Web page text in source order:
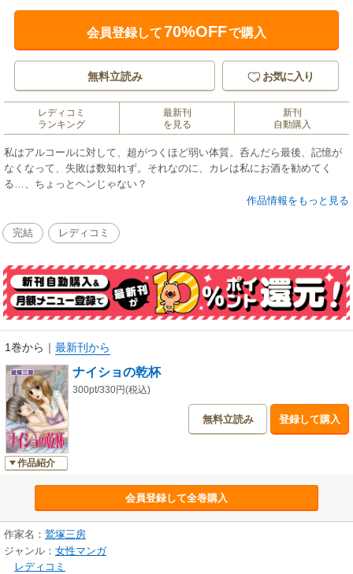
会員登録して70%OFFで購入
無料立読み お気に入り
レディコミ
ランキング
最新刊
を見る
新刊
自動購入
私はアルコールに対して、超がつくほど弱い体質。呑んだら最後、記憶が
なくなって、失敗は数知れず。それなのに、カレは私にお酒を勧めてく
る…、ちょっとヘンじゃない？
作品情報をもっと見る
完結 レディコミ
1巻から ｜ 最新刊から
作品紹介
ナイショの乾杯
300pt/330円(税込)
無料立読み 登録して購入
会員登録して全巻購入
作家名： 鷲塚三房
ジャンル： 女性マンガ
レディコミ